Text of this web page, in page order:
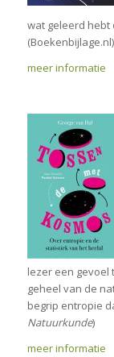
wat geleerd hebt
(Boekenbijlage.nl)
meer informatie
lezer een gevoel
geheel van de
begrip entropie
Natuurkunde)
meer informatie